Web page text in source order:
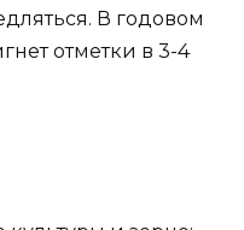
В годовом
отметки в 3-4